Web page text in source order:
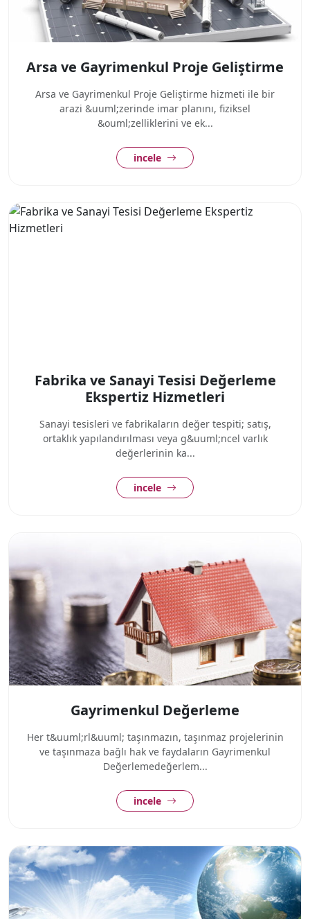
Arsa ve Gayrimenkul Proje Geliştirme
Arsa ve Gayrimenkul Proje Geliştirme hizmeti ile bir
arazi &uuml;zerinde imar planını, fiziksel
&ouml;zelliklerini ve ek...
incele
Fabrika ve Sanayi Tesisi Değerleme
Ekspertiz Hizmetleri
Sanayi tesisleri ve fabrikaların değer tespiti; satış,
ortaklık yapılandırılması veya g&uuml;ncel varlık
değerlerinin ka...
incele
Gayrimenkul Değerleme
Her t&uuml;rl&uuml; taşınmazın, taşınmaz projelerinin
ve taşınmaza bağlı hak ve faydaların Gayrimenkul
Değerlemedeğerlem...
incele